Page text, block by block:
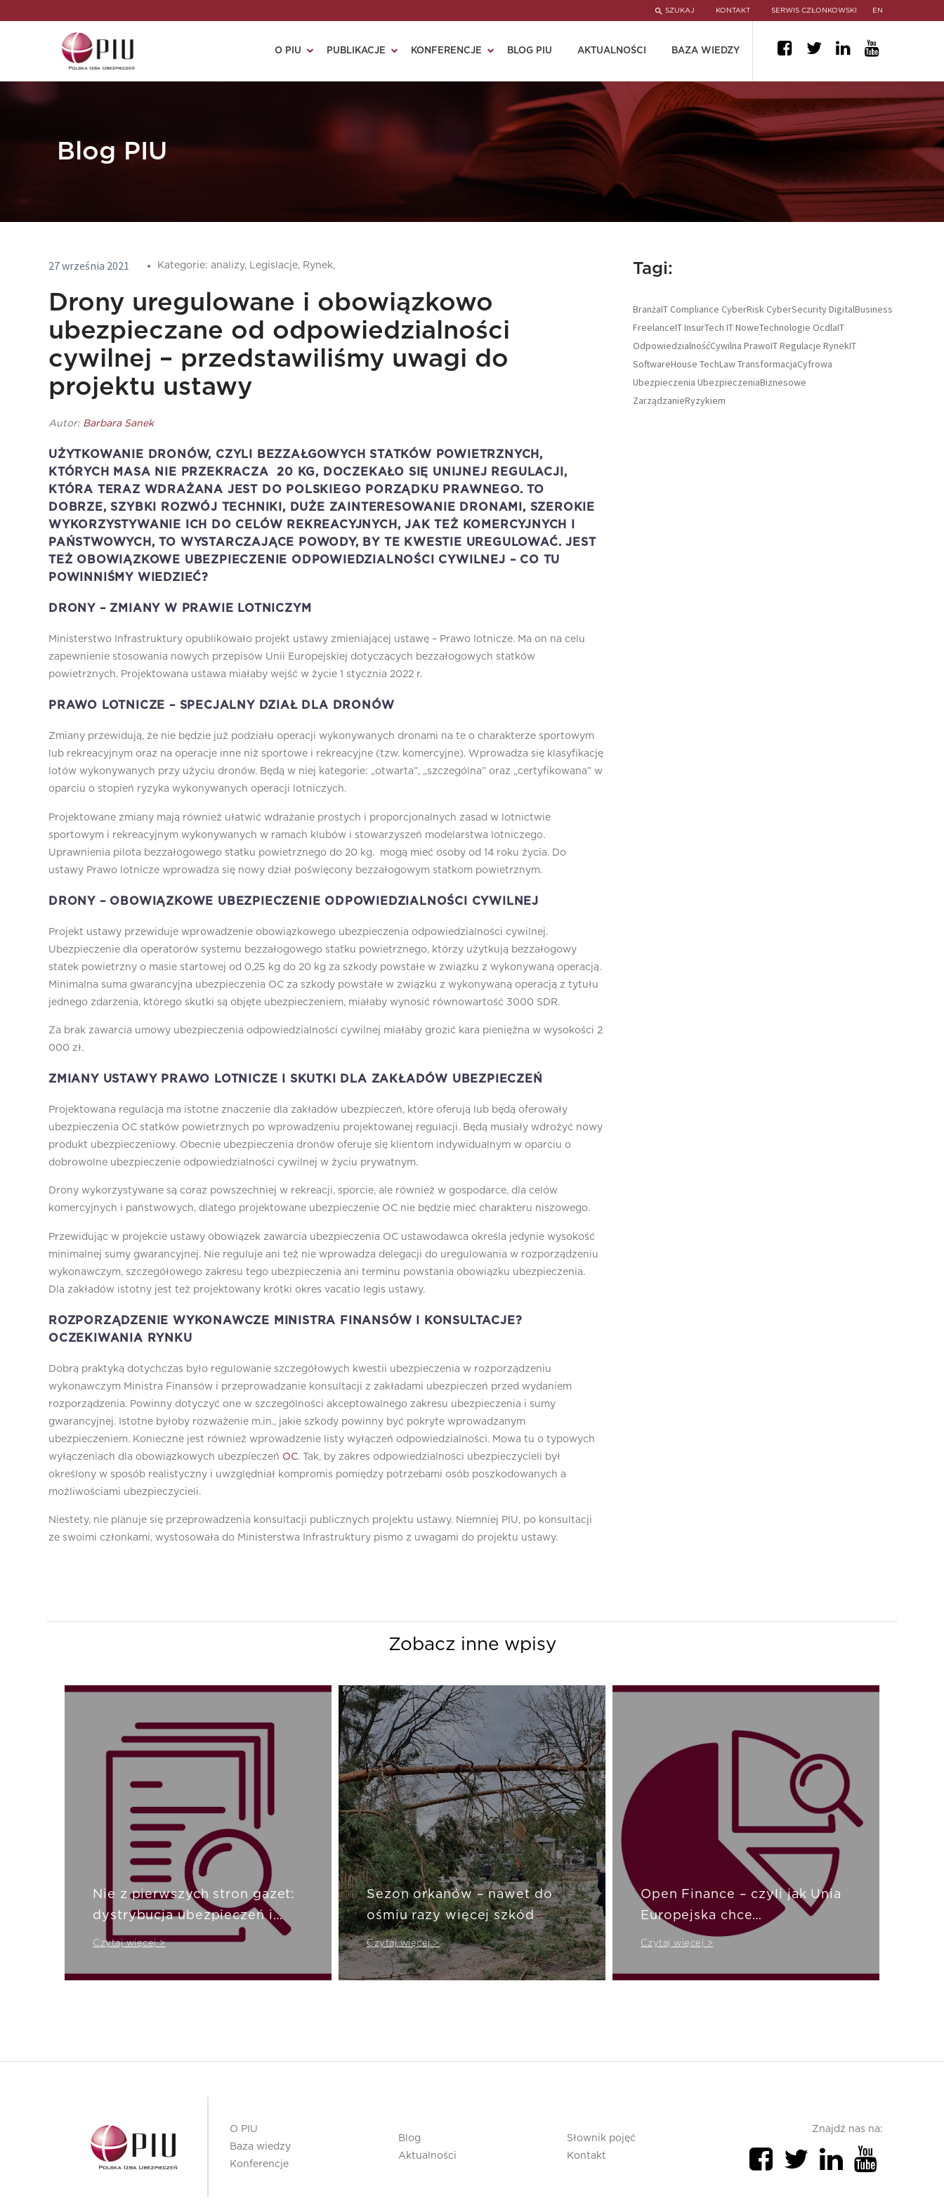
SZUKAJ KONTAKT SERWIS CZŁONKOWSKI EN
O PIU PUBLIKACJE KONFERENCJE BLOG PIU AKTUALNOŚCI BAZA WIEDZY
Blog PIU
27 września 2021 Kategorie: analizy, Legislacje, Rynek,
Drony uregulowane i obowiązkowo
ubezpieczane od odpowiedzialności
cywilnej – przedstawiliśmy uwagi do
projektu ustawy
Autor: Barbara Sanek
UŻYTKOWANIE DRONÓW, CZYLI BEZZAŁGOWYCH STATKÓW POWIETRZNYCH,
KTÓRYCH MASA NIE PRZEKRACZA 20 KG, DOCZEKAŁO SIĘ UNIJNEJ REGULACJI,
KTÓRA TERAZ WDRAŻANA JEST DO POLSKIEGO PORZĄDKU PRAWNEGO. TO
DOBRZE, SZYBKI ROZWÓJ TECHNIKI, DUŻE ZAINTERESOWANIE DRONAMI, SZEROKIE
WYKORZYSTYWANIE ICH DO CELÓW REKREACYJNYCH, JAK TEŻ KOMERCYJNYCH I
PAŃSTWOWYCH, TO WYSTARCZAJĄCE POWODY, BY TE KWESTIE UREGULOWAĆ. JEST
TEŻ OBOWIĄZKOWE UBEZPIECZENIE ODPOWIEDZIALNOŚCI CYWILNEJ – CO TU
POWINNIŚMY WIEDZIEĆ?
DRONY – ZMIANY W PRAWIE LOTNICZYM
Ministerstwo Infrastruktury opublikowało projekt ustawy zmieniającej ustawę – Prawo lotnicze. Ma on na celu
zapewnienie stosowania nowych przepisów Unii Europejskiej dotyczących bezzałogowych statków
powietrznych. Projektowana ustawa miałaby wejść w życie 1 stycznia 2022 r.
PRAWO LOTNICZE – SPECJALNY DZIAŁ DLA DRONÓW
Zmiany przewidują, że nie będzie już podziału operacji wykonywanych dronami na te o charakterze sportowym
lub rekreacyjnym oraz na operacje inne niż sportowe i rekreacyjne (tzw. komercyjne). Wprowadza się klasyfikację
lotów wykonywanych przy użyciu dronów. Będą w niej kategorie: „otwarta”, „szczególna” oraz „certyfikowana” w
oparciu o stopień ryzyka wykonywanych operacji lotniczych.
Projektowane zmiany mają również ułatwić wdrażanie prostych i proporcjonalnych zasad w lotnictwie
sportowym i rekreacyjnym wykonywanych w ramach klubów i stowarzyszeń modelarstwa lotniczego.
Uprawnienia pilota bezzałogowego statku powietrznego do 20 kg. mogą mieć osoby od 14 roku życia. Do
ustawy Prawo lotnicze wprowadza się nowy dział poświęcony bezzałogowym statkom powietrznym.
DRONY – OBOWIĄZKOWE UBEZPIECZENIE ODPOWIEDZIALNOŚCI CYWILNEJ
Projekt ustawy przewiduje wprowadzenie obowiązkowego ubezpieczenia odpowiedzialności cywilnej.
Ubezpieczenie dla operatorów systemu bezzałogowego statku powietrznego, którzy użytkują bezzałogowy
statek powietrzny o masie startowej od 0,25 kg do 20 kg za szkody powstałe w związku z wykonywaną operacją.
Minimalna suma gwarancyjna ubezpieczenia OC za szkody powstałe w związku z wykonywaną operacją z tytułu
jednego zdarzenia, którego skutki są objęte ubezpieczeniem, miałaby wynosić równowartość 3000 SDR.
Za brak zawarcia umowy ubezpieczenia odpowiedzialności cywilnej miałaby grozić kara pieniężna w wysokości 2
000 zł.
ZMIANY USTAWY PRAWO LOTNICZE I SKUTKI DLA ZAKŁADÓW UBEZPIECZEŃ
Projektowana regulacja ma istotne znaczenie dla zakładów ubezpieczeń, które oferują lub będą oferowały
ubezpieczenia OC statków powietrznych po wprowadzeniu projektowanej regulacji. Będą musiały wdrożyć nowy
produkt ubezpieczeniowy. Obecnie ubezpieczenia dronów oferuje się klientom indywidualnym w oparciu o
dobrowolne ubezpieczenie odpowiedzialności cywilnej w życiu prywatnym.
Drony wykorzystywane są coraz powszechniej w rekreacji, sporcie, ale również w gospodarce, dla celów
komercyjnych i państwowych, dlatego projektowane ubezpieczenie OC nie będzie mieć charakteru niszowego.
Przewidując w projekcie ustawy obowiązek zawarcia ubezpieczenia OC ustawodawca określa jedynie wysokość
minimalnej sumy gwarancyjnej. Nie reguluje ani też nie wprowadza delegacji do uregulowania w rozporządzeniu
wykonawczym, szczegółowego zakresu tego ubezpieczenia ani terminu powstania obowiązku ubezpieczenia.
Dla zakładów istotny jest też projektowany krótki okres vacatio legis ustawy.
ROZPORZĄDZENIE WYKONAWCZE MINISTRA FINANSÓW I KONSULTACJE?
OCZEKIWANIA RYNKU
Dobrą praktyką dotychczas było regulowanie szczegółowych kwestii ubezpieczenia w rozporządzeniu
wykonawczym Ministra Finansów i przeprowadzanie konsultacji z zakładami ubezpieczeń przed wydaniem
rozporządzenia. Powinny dotyczyć one w szczególności akceptowalnego zakresu ubezpieczenia i sumy
gwarancyjnej. Istotne byłoby rozważenie m.in., jakie szkody powinny być pokryte wprowadzanym
ubezpieczeniem. Konieczne jest również wprowadzenie listy wyłączeń odpowiedzialności. Mowa tu o typowych
wyłączeniach dla obowiązkowych ubezpieczeń OC. Tak, by zakres odpowiedzialności ubezpieczycieli był
określony w sposób realistyczny i uwzględniał kompromis pomiędzy potrzebami osób poszkodowanych a
możliwościami ubezpieczycieli.
Niestety, nie planuje się przeprowadzenia konsultacji publicznych projektu ustawy. Niemniej PIU, po konsultacji
ze swoimi członkami, wystosowała do Ministerstwa Infrastruktury pismo z uwagami do projektu ustawy.
Tagi:
BranżaIT Compliance CyberRisk CyberSecurityDigitalBusiness
FreelanceITInsurTech ITNoweTechnologie OcdlaIT
OdpowiedzialnośćCywilna PrawoITRegulacje RynekIT
SoftwareHouse TechLawTransformacjaCyfrowa
Ubezpieczenia UbezpieczeniaBiznesowe
ZarządzanieRyzykiem
Zobacz inne wpisy
Nie z pierwszych stron gazet:
dystrybucja ubezpieczeń i
ubezpieczenia
Czytaj więcej >
Sezon orkanów – nawet do
ośmiu razy więcej szkód
Czytaj więcej >
Open Finance – czyli jak Unia
Europejska chce
zrewolucjonizować rynek
Czytaj więcej >
O PIU
Baza wiedzy
Konferencje
Blog
Aktualności
Słownik pojęć
Kontakt
Znajdź nas na: